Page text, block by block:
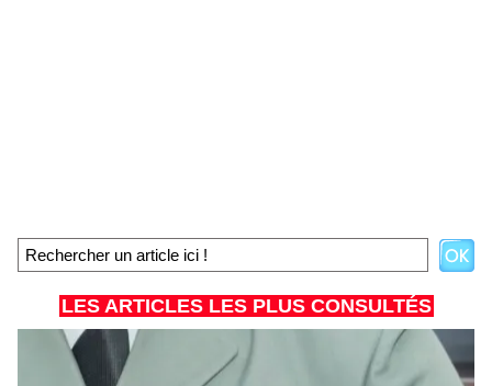
LES ARTICLES LES PLUS CONSULTÉS